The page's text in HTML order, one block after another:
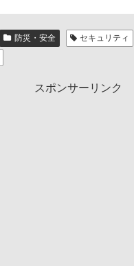
防災・安全 セキュリティ
スポンサーリンク